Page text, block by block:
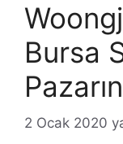
Bursa
2 Ocak 2020